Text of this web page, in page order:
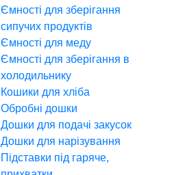
Ємності для зберігання
сипучих продуктів
Ємності для меду
Ємності для зберігання в
холодильнику
Кошики для хліба
Обробні дошки
Дошки для подачі закусок
Дошки для нарізування
Підставки під гаряче,